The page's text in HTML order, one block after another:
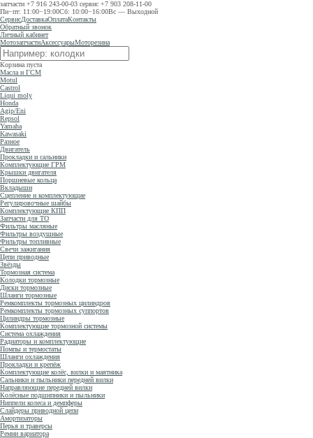
запчасти +7 916 243-00-03 сервис +7 903 208-11-00
Пн−пт: 11:00−19:00Сб: 10:00−16:00Вс — Выходной
СервисДоставкаОплатаКонтакты
Обратный звонок
Личный кабинет
МотозапчастиАксессуарыМоторезина
Корзина пуста
Масла и ГСМ
Motul
Castrol
Liqui moly
Honda
Agip/Eni
Repsol
Yamaha
Kawasaki
Разное
Двигатель
Прокладки и сальники
Комплектующие ГРМ
Крышки двигателя
Поршневые кольца
Вкладыши
Сцепление и комплектующие
Регулировочные шайбы
Комплектующие КПП
Запчасти для ТО
Фильтры масляные
Фильтры воздушные
Фильтры топливные
Свечи зажигания
Цепи приводные
Звёзды
Тормозная система
Колодки тормозные
Диски тормозные
Шланги тормозные
Ремкомплекты тормозных цилиндров
Ремкомплекты тормозных суппортов
Цилиндры тормозные
Комплектующие тормозной системы
Система охлаждения
Радиаторы и комплектующие
Помпы и термостаты
Шланги охлаждения
Прокладки и крепёж
Комплектующие колёс, вилки и маятника
Сальники и пыльники передней вилки
Направляющие передней вилки
Колёсные подшипники и пыльники
Ниппели колеса и демпферы
Слайдеры приводной цепи
Амортизаторы
Перья и траверсы
Ремни вариатора